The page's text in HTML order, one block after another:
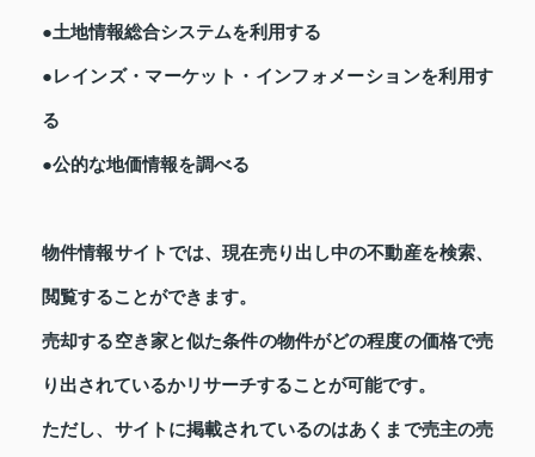
●土地情報総合システムを利用する
●レインズ・マーケット・インフォメーションを利用す
る
●公的な地価情報を調べる
物件情報サイトでは、現在売り出し中の不動産を検索、
閲覧することができます。
売却する空き家と似た条件の物件がどの程度の価格で売
り出されているかリサーチすることが可能です。
ただし、サイトに掲載されているのはあくまで売主の売